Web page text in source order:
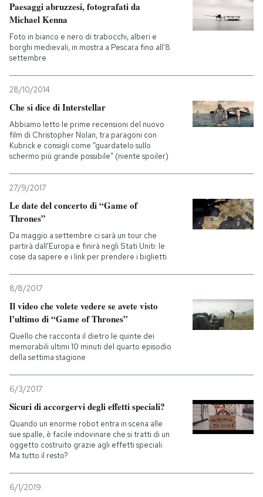
Paesaggi abruzzesi, fotografati da
Michael Kenna
Foto in bianco e nero di trabocchi, alberi e
borghi medievali, in mostra a Pescara fino all'8
settembre
28/10/2014
Che si dice di Interstellar
Abbiamo letto le prime recensioni del nuovo
film di Christopher Nolan, tra paragoni con
Kubrick e consigli come “guardatelo sullo
schermo più grande possibile” (niente spoiler)
27/9/2017
Le date del concerto di “Game of
Thrones”
Da maggio a settembre ci sarà un tour che
partirà dall'Europa e finirà negli Stati Uniti: le
cose da sapere e i link per prendere i biglietti
8/8/2017
Il video che volete vedere se avete visto
l’ultimo di “Game of Thrones”
Quello che racconta il dietro le quinte dei
memorabili ultimi 10 minuti del quarto episodio
della settima stagione
6/3/2017
Sicuri di accorgervi degli effetti speciali?
Quando un enorme robot entra in scena alle
sue spalle, è facile indovinare che si tratti di un
oggetto costruito grazie agli effetti speciali.
Ma tutto il resto?
6/1/2019